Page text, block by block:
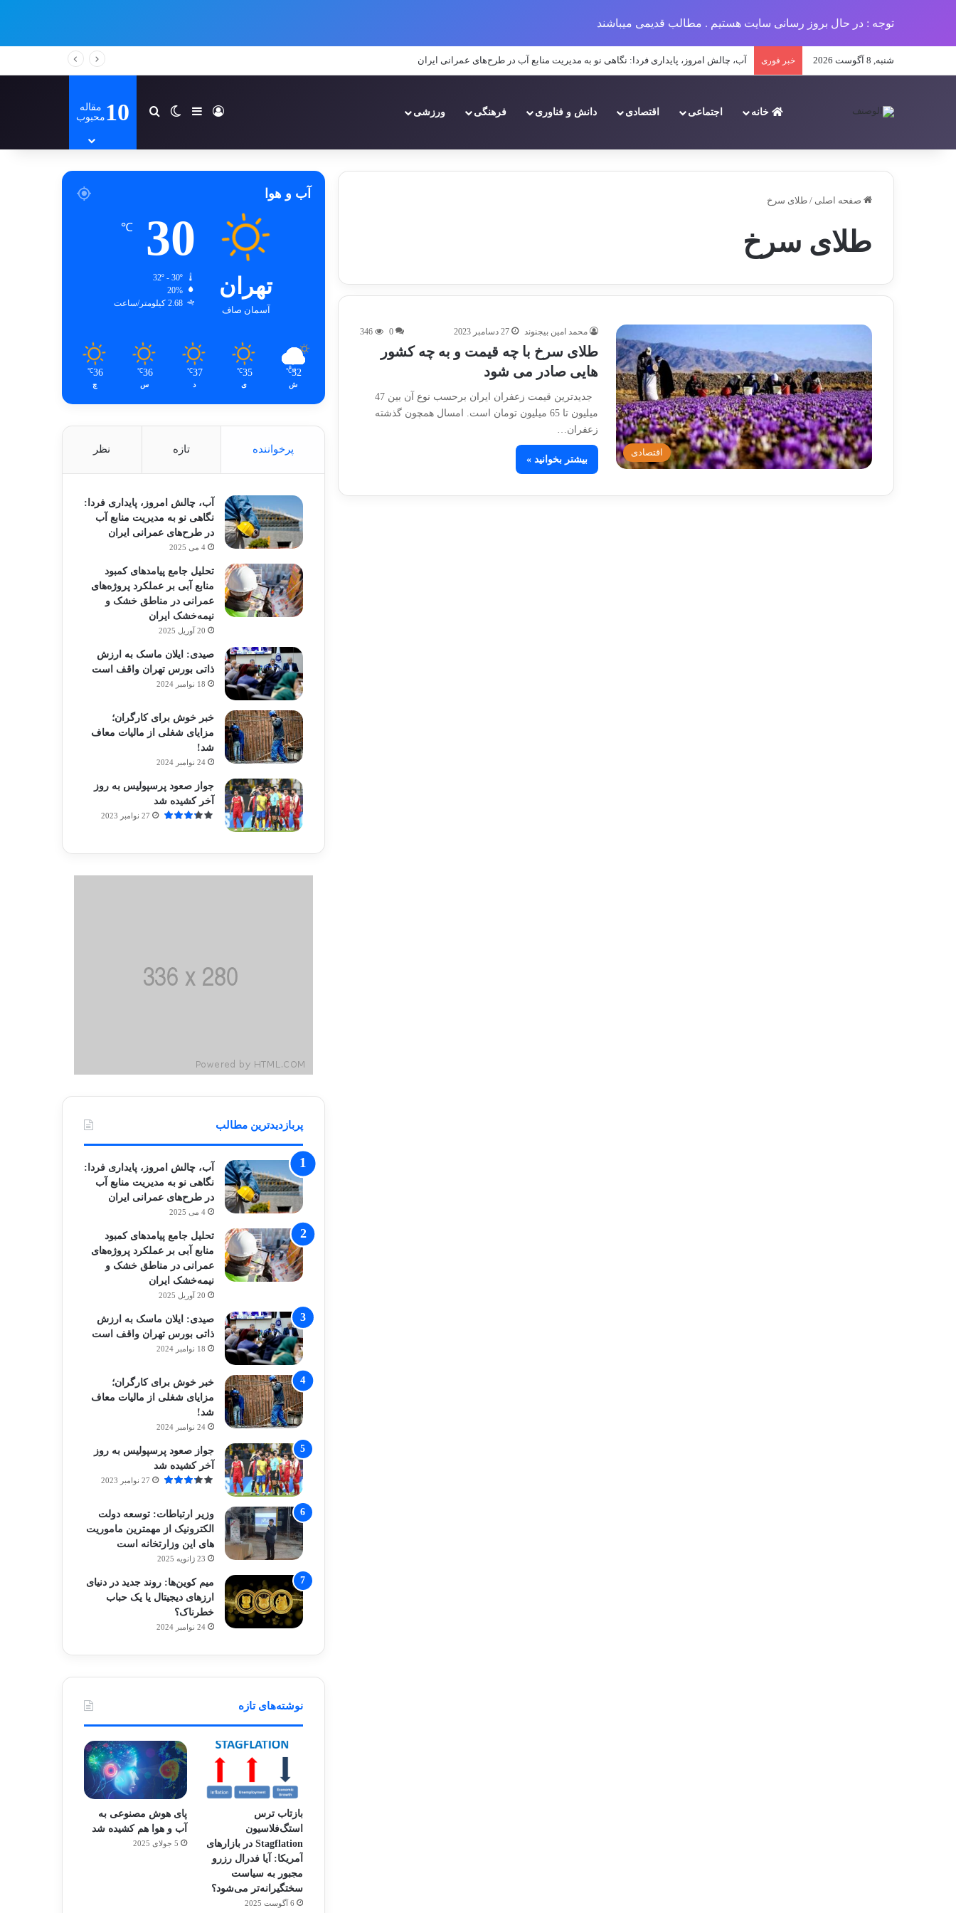
توجه : در حال بروز رسانی سایت هستیم . مطالب قدیمی میباشند
شنبه, 8 آگوست 2026 خبر فوری تحلیل جامع پیامدهای کمبود منابع آبی بر عملکرد پروژه‌های عمرانی در مناطق خشک و نیمه‌خشک ایران
خانه اجتماعی اقتصادی دانش و فناوری فرهنگی ورزشی ورودسایدبارتغییر پوسته
جستجو برای
10 مقاله
محبوب
صفحه اصلی / طلای سرخ
طلای سرخ
اقتصادی
محمد امین بیجنوند 27 دسامبر 2023 0
346
طلای سرخ با چه قیمت و به چه کشور
هایی صادر می شود
جدیدترین قیمت زعفران ایران برحسب نوع آن بین 47
میلیون تا 65 میلیون تومان است. امسال همچون گذشته
زعفران…
بیشتر بخوانید »
آب و هوا
تهران
آسمان صاف
30
℃
20%
2.68 کیلومتر/ساعت
32
℃
ش
35
℃
ی
37
℃
د
36
℃
س
36
℃
چ
پرخواننده تازه نظر
آب، چالش امروز، پایداری فردا:
نگاهی نو به مدیریت منابع آب
در طرح‌های عمرانی ایران
4 می 2025
تحلیل جامع پیامدهای کمبود
منابع آبی بر عملکرد پروژه‌های
عمرانی در مناطق خشک و
نیمه‌خشک ایران
20 آوریل 2025
صیدی: ایلان ماسک به ارزش
ذاتی بورس تهران واقف است
18 نوامبر 2024
خبر خوش برای کارگران؛
مزایای شغلی از مالیات معاف
شد!
24 نوامبر 2024
جواز صعود پرسپولیس به روز
آخر کشیده شد
27 نوامبر 2023
پربازدیدترین مطالب
آب، چالش امروز، پایداری فردا:
نگاهی نو به مدیریت منابع آب
در طرح‌های عمرانی ایران
4 می 2025
تحلیل جامع پیامدهای کمبود
منابع آبی بر عملکرد پروژه‌های
عمرانی در مناطق خشک و
نیمه‌خشک ایران
20 آوریل 2025
صیدی: ایلان ماسک به ارزش
ذاتی بورس تهران واقف است
18 نوامبر 2024
خبر خوش برای کارگران؛
مزایای شغلی از مالیات معاف
شد!
24 نوامبر 2024
جواز صعود پرسپولیس به روز
آخر کشیده شد
27 نوامبر 2023
وزیر ارتباطات: توسعه دولت
الکترونیک از مهمترین ماموریت
های این وزارتخانه است
23 ژانویه 2025
میم کوین‌ها: روند جدید در دنیای
ارزهای دیجیتال یا یک حباب
خطرناک؟
24 نوامبر 2024
نوشته‌های تازه
بازتاب ترس
استگ‌فلاسیون
Stagflation در بازارهای
آمریکا: آیا فدرال رزرو
مجبور به سیاست
سختگیرانه‌تر می‌شود؟
6 آگوست 2025
پای هوش مصنوعی به
آب و هوا هم کشیده شد
5 جولای 2025